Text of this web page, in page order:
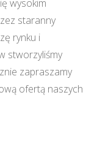
wysokim
staranny
rynku i
stworzyliśmy
zapraszamy
ofertą naszych